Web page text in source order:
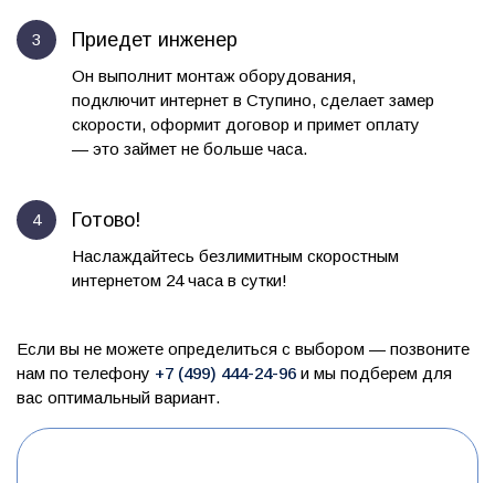
Приедет инженер
Он выполнит монтаж оборудования,
подключит интернет в Ступино, сделает замер
скорости, оформит договор и примет оплату
— это займет не больше часа.
Готово!
Наслаждайтесь безлимитным скоростным
интернетом 24 часа в сутки!
Если вы не можете определиться с выбором — позвоните
нам по телефону +7 (499) 444-24-96 и мы подберем для
вас оптимальный вариант.